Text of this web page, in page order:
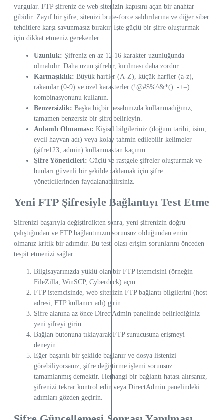
vurgular. FTP şifreniz de web sitenizin kapısını açan bir anahtar
gibidir. Zayıf bir şifre, sitenizi brute-force saldırılarına ve diğer siber
tehditlere karşı savunmasız bırakır. İşte güçlü bir şifre oluşturmak
için dikkat etmeniz gerekenler:
Uzunluk: Şifreniz en az 12-16 karakter uzunluğunda
olmalıdır. Daha uzun şifreler, kırılması daha zordur.
Karmaşıklık: Büyük harfler (A-Z), küçük harfler (a-z),
rakamlar (0-9) ve özel karakterler (!@#$%^&*()_-+=)
kombinasyonunu kullanın.
Benzersizlik: Başka hiçbir hesabınızda kullanmadığınız,
tamamen benzersiz bir şifre belirleyin.
Anlamlı Olmaması: Kişisel bilgileriniz (doğum tarihi, isim,
evcil hayvan adı) veya kolay tahmin edilebilir kelimeler
(şifre123, admin) kullanmaktan kaçının.
Şifre Yöneticileri: Güçlü ve rastgele şifreler oluşturmak ve
bunları güvenli bir şekilde saklamak için şifre
yöneticilerinden faydalanabilirsiniz.
Yeni FTP Şifresiyle Bağlantıyı Test Etme
Şifrenizi başarıyla değiştirdikten sonra, yeni şifrenizin doğru
çalıştığından ve FTP bağlantınızın sorunsuz olduğundan emin
olmanız kritik bir adımdır. Bu test, olası erişim sorunlarını önceden
tespit etmenizi sağlar.
Bilgisayarınızda yüklü olan bir FTP istemcisini (örneğin
FileZilla, WinSCP, Cyberduck) açın.
FTP istemcisinde, web sitenizin FTP bağlantı bilgilerini (host
adresi, FTP kullanıcı adı) girin.
Şifre alanına az önce DirectAdmin panelinde belirlediğiniz
yeni şifreyi girin.
Bağlan butonuna tıklayarak FTP sunucusuna erişmeyi
deneyin.
Eğer başarılı bir şekilde bağlanır ve dosya listenizi
görebiliyorsanız, şifre değiştirme işlemi sorunsuz
tamamlanmış demektir. Herhangi bir bağlantı hatası alırsanız,
şifrenizi tekrar kontrol edin veya DirectAdmin panelindeki
adımları gözden geçirin.